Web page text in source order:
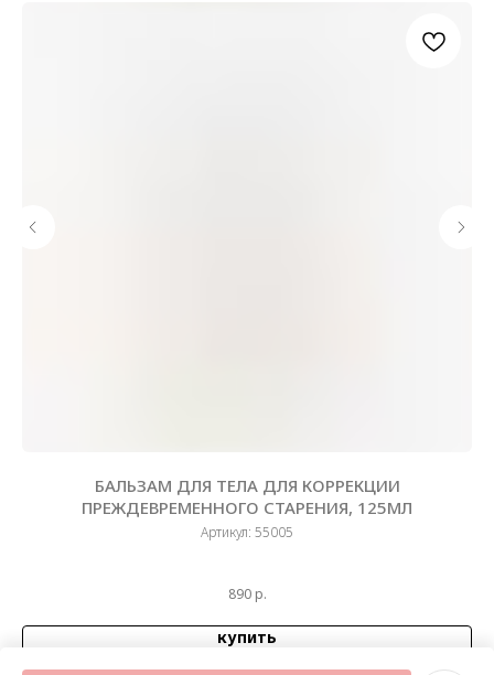
БАЛЬЗАМ ДЛЯ ТЕЛА ДЛЯ КОРРЕКЦИИ
ПРЕЖДЕВРЕМЕННОГО СТАРЕНИЯ, 125МЛ
Артикул: 55005
890 р.
купить